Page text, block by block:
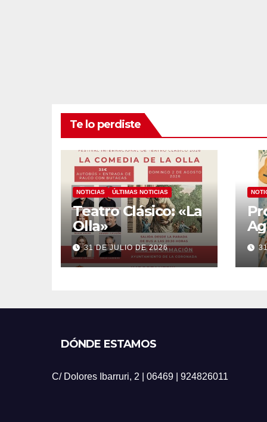
Te lo perdiste
NOTICIAS ÚLTIMAS NOTICIAS
Teatro Clásico: «La
Olla»
31 DE JULIO DE 2026
DÓNDE ESTAMOS
C/ Dolores Ibarruri, 2 | 06469 | 924826011